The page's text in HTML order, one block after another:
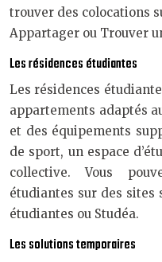
trouver des colocations
Appartager ou Trouver
Les résidences étudiantes
Les résidences
appartements adaptés
et des équipements
de sport, un espace
collective. Vous
étudiantes sur des sites
étudiantes ou Studéa.
Les solutions temporaires